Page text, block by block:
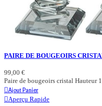
PAIRE DE BOUGEOIRS
99,00 €
Paire de bougeoirs cristal Hauteur
Ajout Panier
Aperçu Rapide